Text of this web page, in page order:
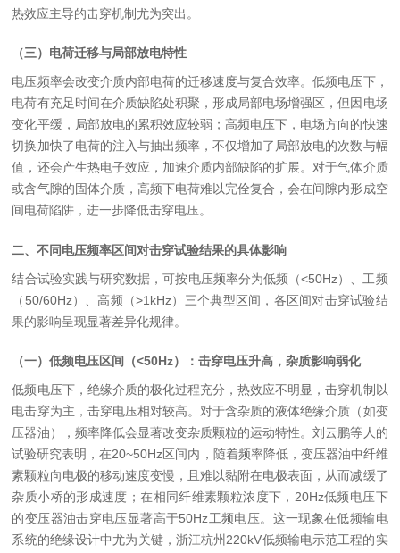
热效应主导的击穿机制尤为突出。
（三）电荷迁移与局部放电特性
电压频率会改变介质内部电荷的迁移速度与复合效率。低频电压下，
电荷有充足时间在介质缺陷处积聚，形成局部电场增强区，但因电场
变化平缓，局部放电的累积效应较弱；高频电压下，电场方向的快速
切换加快了电荷的注入与抽出频率，不仅增加了局部放电的次数与幅
值，还会产生热电子效应，加速介质内部缺陷的扩展。对于气体介质
或含气隙的固体介质，高频下电荷难以完佺复合，会在间隙内形成空
间电荷陷阱，进一步降低击穿电压。
二、不同电压频率区间对击穿试验结果的具体影响
结合试验实践与研究数据，可按电压频率分为低频（<50Hz）、工频
（ 50/60Hz）、高频（>1kHz）三个典型区间，各区间对击穿试验结
果的影响呈现显著差异化规律。
（一）低频电压区间（<50Hz）：击穿电压升高，杂质影响弱化
低频电压下，绝缘介质的极化过程充分，热效应不明显，击穿机制以
电击穿为主，击穿电压相对较高。对于含杂质的液体绝缘介质（如变
压器油），频率降低会显著改变杂质颗粒的运动特性。刘云鹏等人的
试验研究表明，在20~50Hz区间内，随着频率降低，变压器油中纤维
素颗粒向电极的移动速度变慢，且难以黏附在电极表面，从而减缓了
杂质小桥的形成速度；在相同纤维素颗粒浓度下， 20Hz低频电压下
的变压器油击穿电压显著高于50Hz工频电压。这一现象在低频输电
系统的绝缘设计中尤为关键，浙江杭州 220kV低频输电示范工程的实